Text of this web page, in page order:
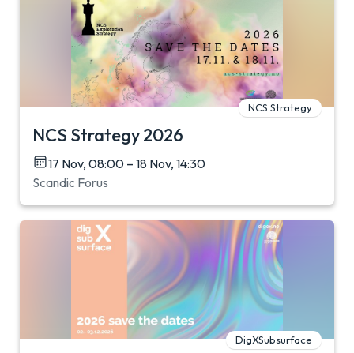
NCS Strategy
NCS Strategy 2026
17 Nov, 08:00 – 18 Nov, 14:30
Scandic Forus
DigXSubsurface